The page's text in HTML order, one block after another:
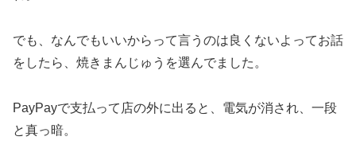
でも、なんでもいいからって言うのは良くないよってお話
をしたら、焼きまんじゅうを選んでました。
PayPayで支払って店の外に出ると、電気が消され、一段
と真っ暗。